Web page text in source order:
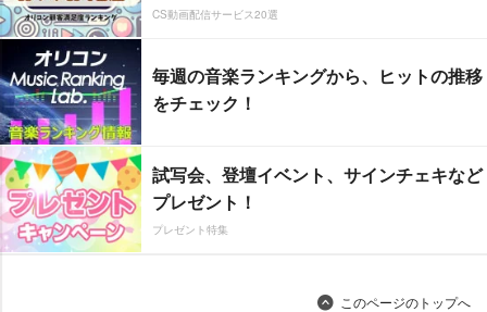
CS動画配信サービス20選
毎週の音楽ランキングから、ヒットの推移
をチェック！
試写会、登壇イベント、サインチェキなど
プレゼント！
プレゼント特集
このページのトップへ